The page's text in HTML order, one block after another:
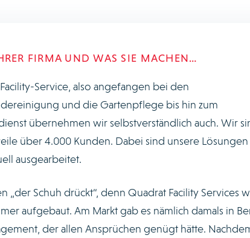
FIRMA UND WAS SIE MACHEN…
Service, also angefangen bei den
und die Gartenpflege bis hin zum
übernehmen wir selbstverständlich auch. Wir
über 4.000 Kunden. Dabei sind unsere Lösungen
ausgearbeitet.
Schuh drückt“, denn Quadrat Facility Services
aufgebaut. Am Markt gab es nämlich damals in
der allen Ansprüchen genügt hätte.